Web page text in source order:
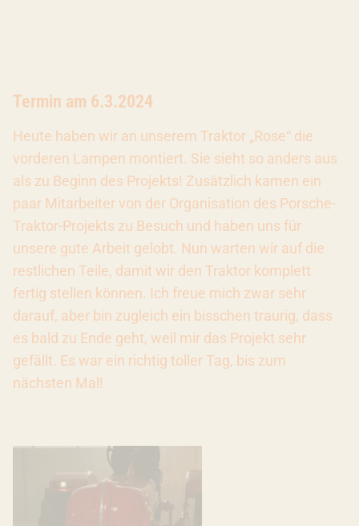
Termin am 6.3.2024
Heute haben wir an unserem Traktor „Rose“ die
vorderen Lampen montiert. Sie sieht so anders aus
als zu Beginn des Projekts! Zusätzlich kamen ein
paar Mitarbeiter von der Organisation des Porsche-
Traktor-Projekts zu Besuch und haben uns für
unsere gute Arbeit gelobt. Nun warten wir auf die
restlichen Teile, damit wir den Traktor komplett
fertig stellen können. Ich freue mich zwar sehr
darauf, aber bin zugleich ein bisschen traurig, dass
es bald zu Ende geht, weil mir das Projekt sehr
gefällt. Es war ein richtig toller Tag, bis zum
nächsten Mal!